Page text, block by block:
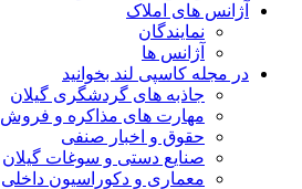
آژانس های املاک
نمایندگان
آژانس ها
در مجله کاسپی لند بخوانید
جاذبه های گردشگری گیلان
مهارت های مذاکره و فروش
حقوق و اخبار صنفی
صنایع دستی و سوغات گیلان
معماری و دکوراسیون داخلی